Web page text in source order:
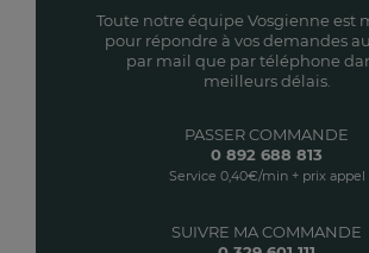
Toute notre équipe Vosgienne est
pour répondre à vos demandes
par mail que par téléphone
meilleurs délais.
SUIVRE MA COMMANDE
PASSER COMMANDE
0 892 688 813
Service 0,40€/min + prix appel